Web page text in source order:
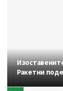
Ракетни